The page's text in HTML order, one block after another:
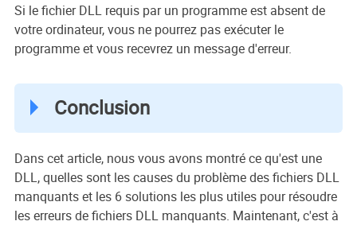
Si le fichier DLL requis par un programme est absent de
votre ordinateur, vous ne pourrez pas exécuter le
programme et vous recevrez un message d'erreur.
Conclusion
Dans cet article, nous vous avons montré ce qu'est une
DLL, quelles sont les causes du problème des fichiers DLL
manquants et les 6 solutions les plus utiles pour résoudre
les erreurs de fichiers DLL manquants. Maintenant, c'est à